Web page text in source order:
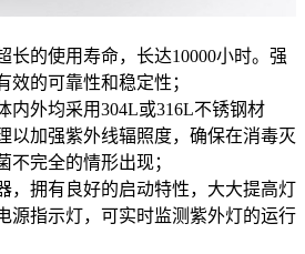
的使用寿命，长达10000小时。强
效的可靠性和稳定性；
外均采用304L或316L不锈钢材
以加强紫外线辐照度，确保在消毒灭
不完全的情形出现；
拥有良好的启动特性，大大提高灯
源指示灯，可实时监测紫外灯的运行